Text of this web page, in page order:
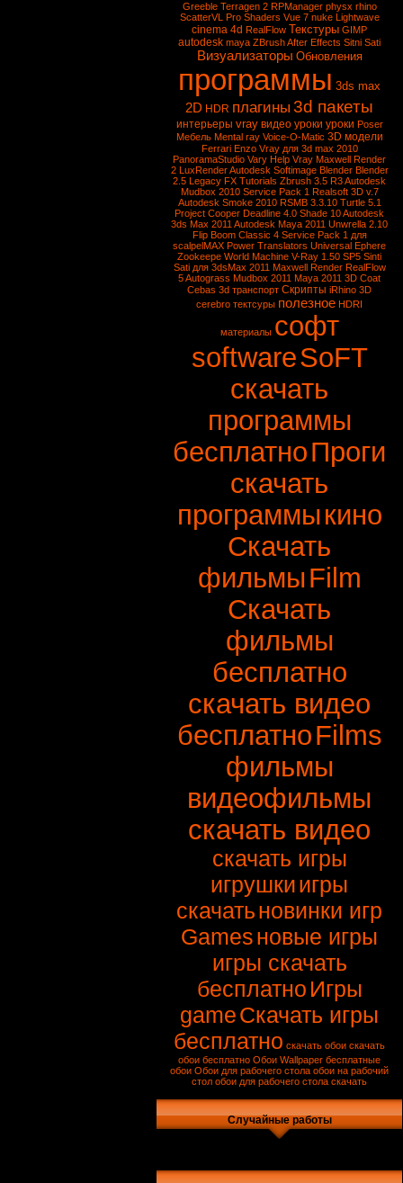
Greeble Terragen 2 RPManager physx rhino
ScatterVL Pro Shaders Vue 7 nuke Lightwave
cinema 4d RealFlow Текстуры GIMP
autodesk maya ZBrushAfter Effects Sitni Sati
Визуализаторы Обновления
программы 3ds max
2D HDR плагины 3d пакеты
интерьеры vray видео уроки уроки Poser
Мебель Mental ray Voice-O-Matic 3D модели
Ferrari Enzo Vray для 3d max 2010
PanoramaStudio Vary Help Vray Maxwell Render
2 LuxRender Autodesk Softimage Blender Blender
2.5 Legacy FX Tutorials Zbrush 3.5 R3Autodesk
Mudbox 2010 Service Pack 1 Realsoft 3D v.7
Autodesk Smoke 2010 RSMB 3.3.10 Turtle 5.1
Project Cooper Deadline 4.0 Shade 10Autodesk
3ds Max 2011 Autodesk Maya 2011 Unwrella 2.10
Flip Boom Classic 4 Service Pack 1 для
scalpelMAX Power Translators Universal Ephere
Zookeepe World Machine V-Ray 1.50 SP5 Sinti
Sati для 3dsMax 2011 Maxwell Render RealFlow
5Autograss Mudbox 2011 Maya 2011 3D Coat
Cebas 3d транспорт Скрипты iRhino 3D
cerebro тектсуры полезное HDRI
материалы софт
softwareSoFT
скачать
программы
бесплатноПроги
скачать
программыкино
Скачать
фильмыFilm
Скачать
фильмы
бесплатно
скачать видео
бесплатноFilms
фильмы
видеофильмы
скачать видео
скачать игры
игрушкиигры
скачатьновинки игр
Gamesновые игры
игры скачать
бесплатно Игры
gameСкачать игры
бесплатно скачать обои скачать
обои бесплатно Обои Wallpaper бесплатные
обои Обои для рабочего стола обои на рабочий
стол обои для рабочего стола скачать
Случайные работы